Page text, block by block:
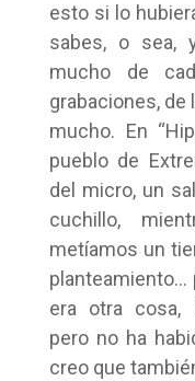
esto si lo
sabes, o sea,
mucho de
grabaciones,
mucho. En
pueblo de
del micro, un
cuchillo,
metíamos un
planteamiento…
era otra cosa,
pero no ha
creo que